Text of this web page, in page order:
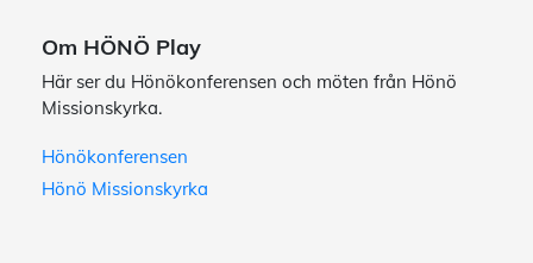
Om HÖNÖ Play
Här ser du Hönökonferensen och möten från Hönö
Missionskyrka.
Hönökonferensen
Hönö Missionskyrka